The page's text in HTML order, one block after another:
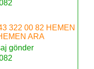
322 00 82 HEMEN
ARA
gönder